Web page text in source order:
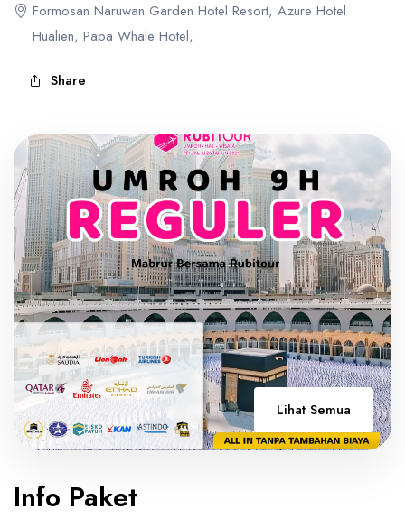
Formosan Naruwan Garden Hotel Resort, Azure Hotel
Hualien, Papa Whale Hotel,
Share
Lihat Semua
Info Paket